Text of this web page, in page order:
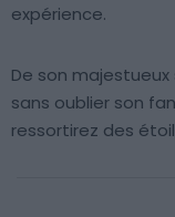
expérience.
De son
sans oublier son
ressortirez des